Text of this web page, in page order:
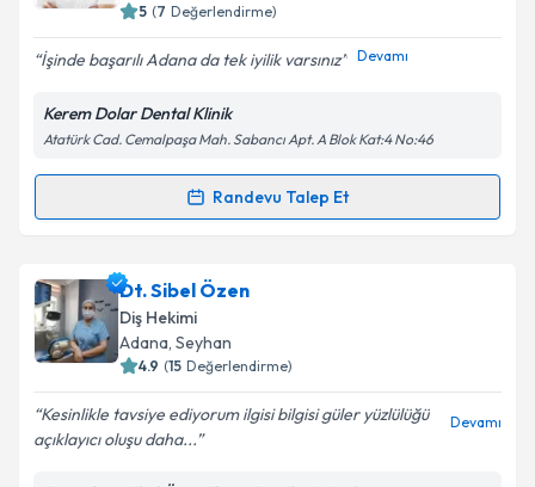
Metni'ni okudum ve kişisel verilerimin belirtilen
kapsamda işlenmesini kabul ediyorum.
Takvim Talebini Gönder
5 (7 Değerlendirme)
İşinde başarılı Adana da tek iyilik varsınız Devamı
Kerem Dolar Dental Klinik
Atatürk Cad. Cemalpaşa Mah. Sabancı Apt. A Blok Kat:4 No:46
Randevu Talep Et
Randevu Takvimi Talebi
Uzm. Dt. Kerem Dolar
oluşturun. Size bu uzmandan randevu almanız için bir
takvim hazırlandığında e-posta ile bilgilendireceğiz.
Dt. Sibel Özen
Diş Hekimi
Adana, Seyhan
4.9 (15 Değerlendirme)
Kesinlikle tavsiye ediyorum ilgisi bilgisi güler yüzlülüğü
açıklayıcı oluşu daha...
Devamı